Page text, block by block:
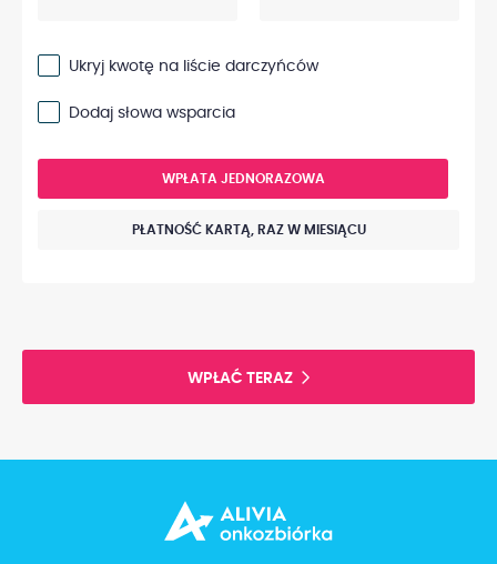
Ukryj kwotę na liście darczyńców
Dodaj słowa wsparcia
WPŁATA JEDNORAZOWA
PŁATNOŚĆ KARTĄ, RAZ W MIESIĄCU
WPŁAĆ TERAZ